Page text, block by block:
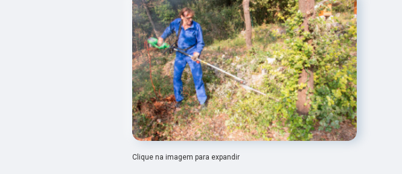
Clique na imagem para expandir